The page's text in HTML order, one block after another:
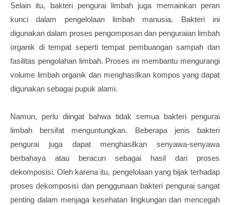
Selain itu, bakteri pengurai limbah juga memainkan peran
kunci dalam pengelolaan limbah manusia. Bakteri ini
digunakan dalam proses pengomposan dan penguraian limbah
organik di tempat seperti tempat pembuangan sampah dan
fasilitas pengolahan limbah. Proses ini membantu mengurangi
volume limbah organik dan menghasilkan kompos yang dapat
digunakan sebagai pupuk alami.
Namun, perlu diingat bahwa tidak semua bakteri pengurai
limbah bersifat menguntungkan. Beberapa jenis bakteri
pengurai juga dapat menghasilkan senyawa-senyawa
berbahaya atau beracun sebagai hasil dari proses
dekomposisi. Oleh karena itu, pengelolaan yang bijak terhadap
proses dekomposisi dan penggunaan bakteri pengurai sangat
penting dalam menjaga kesehatan lingkungan dan mencegah